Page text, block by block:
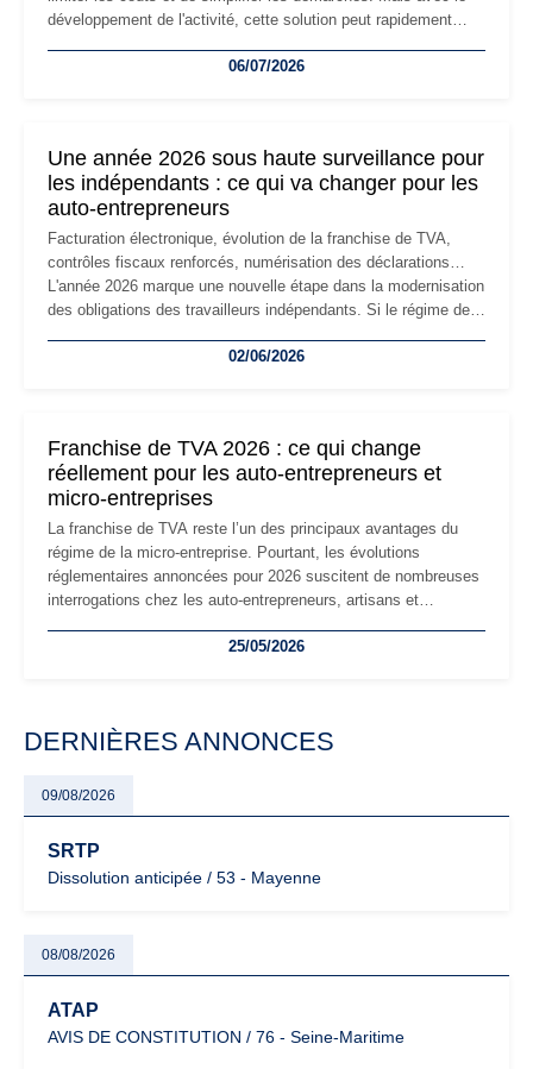
développement de l'activité, cette solution peut rapidement
professionnels, recrutement, image de marque… Le
06/07/2026
Une année 2026 sous haute surveillance pour
les indépendants : ce qui va changer pour les
auto-entrepreneurs
Facturation électronique, évolution de la franchise de TVA,
contrôles fiscaux renforcés, numérisation des déclarations…
L'année 2026 marque une nouvelle étape dans la modernisation
des obligations des travailleurs indépendants. Si le régime de
les auto-entrepreneurs devront s'adapter à un environnement
02/06/2026
Franchise de TVA 2026 : ce qui change
réellement pour les auto-entrepreneurs et
micro-entreprises
La franchise de TVA reste l’un des principaux avantages du
régime de la micro-entreprise. Pourtant, les évolutions
réglementaires annoncées pour 2026 suscitent de nombreuses
interrogations chez les auto-entrepreneurs, artisans et
facturation ou risque de bascule vers la TVA : les règles
25/05/2026
DERNIÈRES ANNONCES
09/08/2026
SRTP
Dissolution anticipée / 53 - Mayenne
08/08/2026
ATAP
AVIS DE CONSTITUTION / 76 - Seine-Maritime